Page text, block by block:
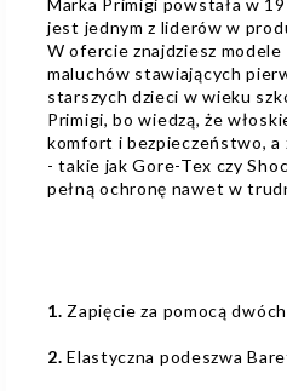
Marka Primigi powstała w
jest jednym z liderów w
W ofercie znajdziesz
maluchów stawiających
starszych dzieci w wieku
Primigi, bo wiedzą, że
komfort i bezpieczeństwo,
- takie jak Gore-Tex czy
pełną ochronę nawet w
1. Zapięcie za pomocą
2.Elastyczna podeszwa